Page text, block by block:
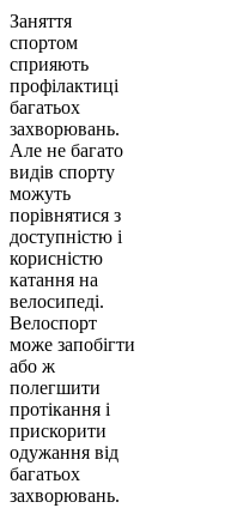
Заняття
спортом
сприяють
профілактиці
багатьох
захворювань.
Але не багато
видів спорту
можуть
порівнятися з
доступністю і
корисністю
катання на
велосипеді.
Велоспорт
може запобігти
або ж
полегшити
протікання і
прискорити
одужання від
багатьох
захворювань.